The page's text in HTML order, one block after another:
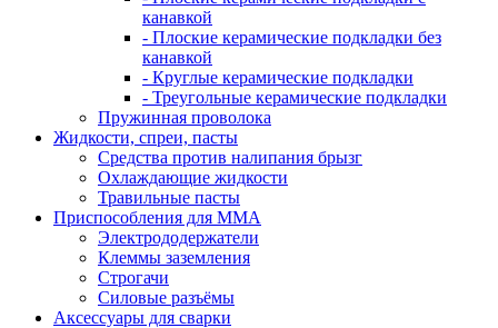
канавкой
- Плоские керамические подкладки без
канавкой
- Круглые керамические подкладки
- Треугольные керамические подкладки
Пружинная проволока
Жидкости, спреи, пасты
Средства против налипания брызг
Охлаждающие жидкости
Травильные пасты
Приспособления для ММА
Электрододержатели
Клеммы заземления
Строгачи
Силовые разъёмы
Аксессуары для сварки